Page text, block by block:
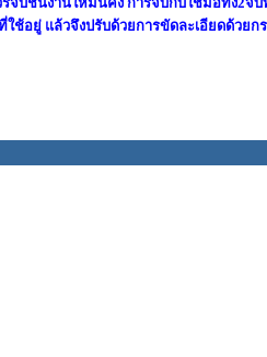
ช้อยู่ แล้วจึงปรับด้วยการขัดละเอียดด้วยก